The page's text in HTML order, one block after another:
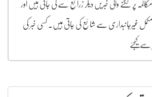
مکالمہ پر لگنے والی خبریں دیگر زرائع سے لی جاتی ہیں اور
مکمل غیرجانبداری سے شائع کی جاتی ہیں۔ کسی خبر کی
سے کیجئے